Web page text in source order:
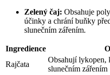
Zelený čaj: Obsahuje
účinky a chrání buňky
slunečním zářením.
Ingredience
Rajčata
Obsahují lykopen,
slunečním zářením